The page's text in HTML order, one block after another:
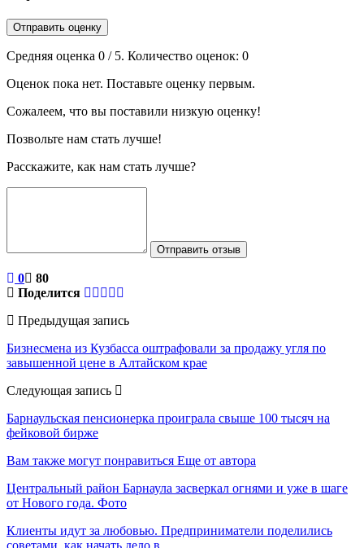
Отправить оценку
Средняя оценка 0 / 5. Количество оценок: 0
Оценок пока нет. Поставьте оценку первым.
Сожалеем, что вы поставили низкую оценку!
Позвольте нам стать лучше!
Расскажите, как нам стать лучше?
Отправить отзыв
0
80
Поделится
Предыдущая запись
Бизнесмена из Кузбасса оштрафовали за продажу угля по
завышенной цене в Алтайском крае
Следующая запись
Барнаульская пенсионерка проиграла свыше 100 тысяч на
фейковой бирже
Вам также могут понравиться Еще от автора
Центральный район Барнаула засверкал огнями и уже в шаге
от Нового года. Фото
Клиенты идут за любовью. Предприниматели поделились
советами, как начать дело в…